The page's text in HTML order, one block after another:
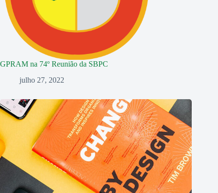
GPRAM na 74º Reunião da SBPC
julho 27, 2022